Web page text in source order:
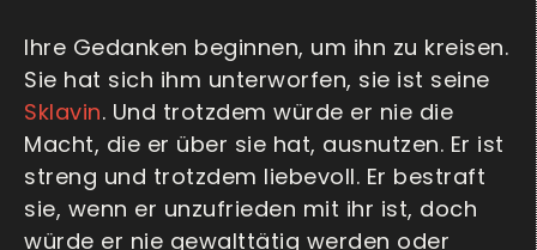
Ihre Gedanken beginnen, um ihn zu kreisen.
Sie hat sich ihm unterworfen, sie ist seine
Sklavin. Und trotzdem würde er nie die
Macht, die er über sie hat, ausnutzen. Er ist
streng und trotzdem liebevoll. Er bestraft
sie, wenn er unzufrieden mit ihr ist, doch
würde er nie gewalttätig werden oder